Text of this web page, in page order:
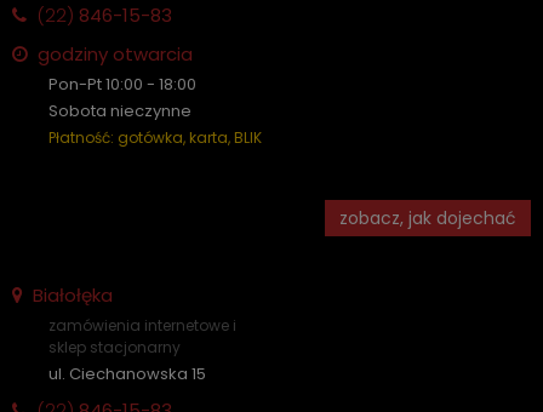
(22) 846-15-83
godziny otwarcia
Pon-Pt 10:00 - 18:00
Sobota nieczynne
Płatność: gotówka, karta, BLIK
zobacz, jak dojechać
Białołęka
zamówienia internetowe i
sklep stacjonarny
ul. Ciechanowska 15